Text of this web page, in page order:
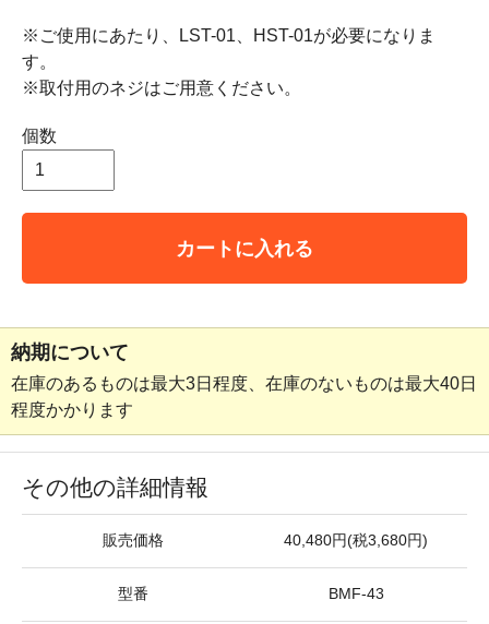
※ご使用にあたり、LST-01、HST-01が必要になりま
す。
※取付用のネジはご用意ください。
個数
カートに入れる
納期について
在庫のあるものは最大3日程度、在庫のないものは最大40日
程度かかります
その他の詳細情報
販売価格 40,480円(税3,680円)
型番 BMF-43